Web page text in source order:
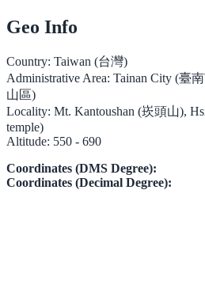
Geo Info
Country: Taiwan (台灣)
Administrative Area: Tainan City (臺
山區)
Locality: Mt. Kantoushan (崁頭山),
temple)
Altitude: 550 - 690
Coordinates (DMS Degree):
Coordinates (Decimal Degree):